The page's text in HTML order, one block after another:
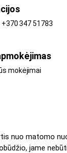
347 51783
mokėjimai
nuo matomo
jame